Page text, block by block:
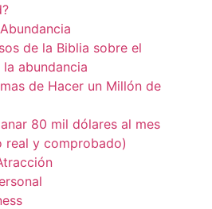
de la Biblia sobre el
abundancia
de Hacer un Millón de
80 mil dólares al mes
real y comprobado)